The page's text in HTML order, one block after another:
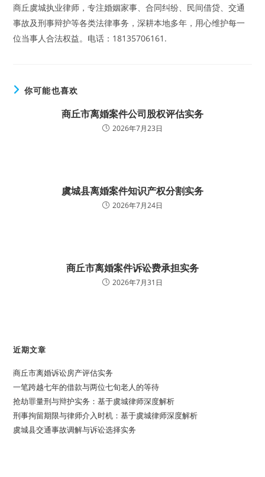
商丘虞城执业律师，专注婚姻家事、合同纠纷、民间借贷、交通
事故及刑事辩护等各类法律事务，深耕本地多年，用心维护每一
位当事人合法权益。电话：18135706161.
你可能也喜欢
商丘市离婚案件公司股权评估实务
2026年7月23日
虞城县离婚案件知识产权分割实务
2026年7月24日
商丘市离婚案件诉讼费承担实务
2026年7月31日
近期文章
商丘市离婚诉讼房产评估实务
一笔跨越七年的借款与两位七旬老人的等待
抢劫罪量刑与辩护实务：基于虞城律师深度解析
刑事拘留期限与律师介入时机：基于虞城律师深度解析
虞城县交通事故调解与诉讼选择实务